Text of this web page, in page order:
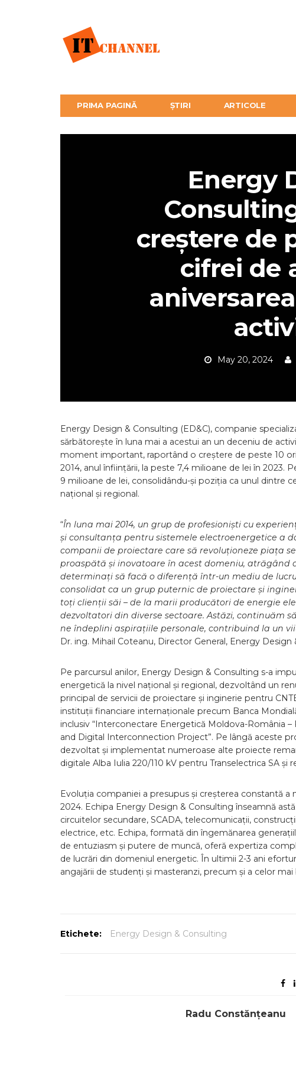
PRIMA PAGINĂ ȘTIRI ARTICOLE
Energy
creștere de
cifrei de
May 20, 2024
Energy Design & Consulting (ED&C), companie
sărbătorește în luna mai a acestui an un deceniu de
moment important, raportând o creștere de peste 10
2014, anul înființării, la peste 7,4 milioane de lei în 2023.
9 milioane de lei, consolidându-și poziția ca unul dintre
național și regional.
“În luna mai 2014, un grup de profesioniști cu
și consultanța pentru sistemele electroenergetice a
companii de proiectare care să revoluționeze piața
proaspătă și inovatoare în acest domeniu,
determinați să facă o diferență într-un mediu de
consolidat ca un grup puternic de proiectare și
toți clienții săi – de la marii producători de energie
dezvoltatori din diverse sectoare. Astăzi, continuăm
ne îndeplini aspirațiile personale, contribuind la un
Dr. ing. Mihail Coteanu, Director General, Energy Design
Pe parcursul anilor, Energy Design & Consulting s-a
energetică la nivel național și regional, dezvoltând un
principal de servicii de proiectare și inginerie pentru
instituții financiare internaționale precum Banca
inclusiv “Interconectare Energetică Moldova-România –
and Digital Interconnection Project”. Pe lângă aceste
dezvoltat și implementat numeroase alte proiecte
digitale Alba Iulia 220/110 kV pentru Transelectrica SA
Evoluția companiei a presupus și creșterea constantă a
2024. Echipa Energy Design & Consulting înseamnă
circuitelor secundare, SCADA, telecomunicații,
electrice, etc. Echipa, formată din îngemănarea
de entuziasm și putere de muncă, oferă expertiza
de lucrări din domeniul energetic. În ultimii 2-3 ani
angajării de studenți și masteranzi, precum și a celor
Etichete: Energy Design & Consulting
Radu Constănțeanu